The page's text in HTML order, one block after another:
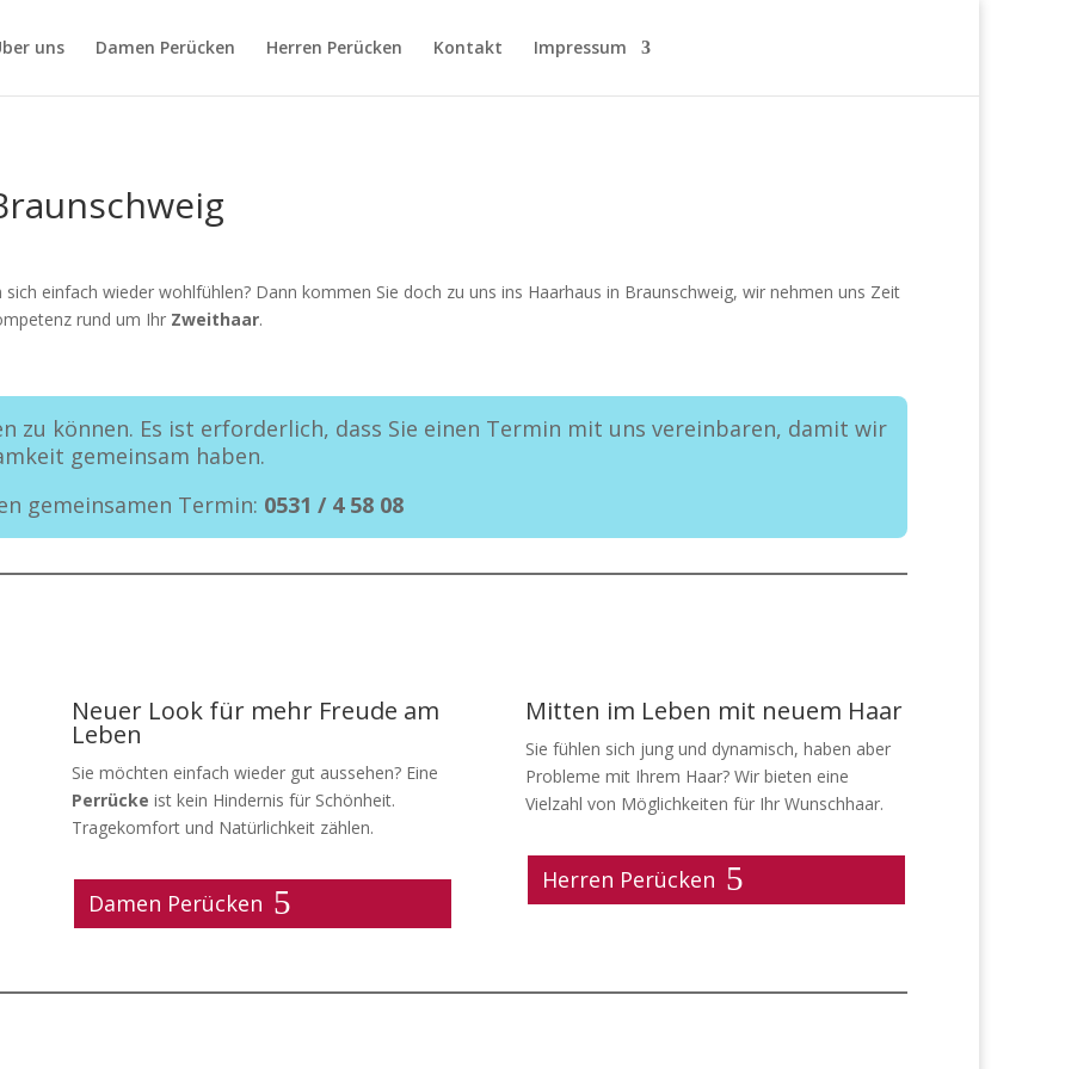
uns Damen Perücken Herren Perücken Kontakt Impressum
einfach wieder wohlfühlen? Dann kommen Sie doch zu uns ins Haarhaus in Braunschweig, wir nehmen uns Zeit
rund um Ihr Zweithaar.
zu können. Es ist erforderlich, dass Sie einen Termin mit uns vereinbaren, damit wir
gemeinsam haben.
gemeinsamen Termin: 0531 / 4 58 08
Neuer Look für mehr Freude am
Leben
Sie möchten einfach wieder gut aussehen? Eine
Perrücke ist kein Hindernis für Schönheit.
Tragekomfort und Natürlichkeit zählen.
Damen Perücken
Mitten im Leben mit neuem Haar
Sie fühlen sich jung und dynamisch, haben aber
Probleme mit Ihrem Haar? Wir bieten eine
Vielzahl von Möglichkeiten für Ihr Wunschhaar.
Herren Perücken